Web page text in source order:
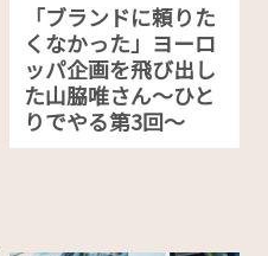
「ブランドに頼りた
くなかった」ヨーロ
ッパ企画を飛び出し
た山脇唯さん〜ひと
りでやる第3回〜